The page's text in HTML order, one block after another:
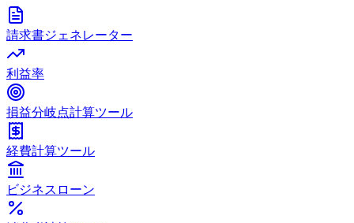
請求書ジェネレーター
利益率
損益分岐点計算ツール
経費計算ツール
ビジネスローン